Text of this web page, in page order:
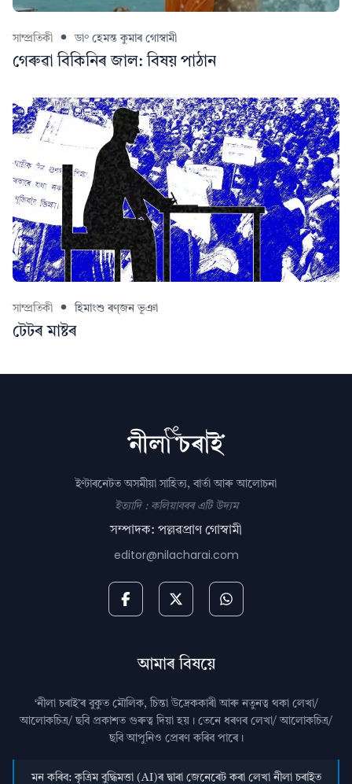
সাম্প্ৰতিকী ডা° হেমন্ত কুমাৰ গোস্বামী
গেৰুৱা বিকিনিৰ জাল: বিষয় পাঠান
সাম্প্ৰতিকী হিমাংশু ৰণ্‌জন ভূঞা
টেটৰ মাষ্টৰ
ইণ্টাৰনেটত অসমীয়া সাহিত্য, বাৰ্তা আৰু আলোচনা
ইত্যাদি : কলিয়াবৰৰ এটি উদ্যম
সম্পাদক: পল্লৱপ্ৰাণ গোস্বামী
editor@nilacharai.com
আমাৰ বিষয়ে
‘নীলা চৰাই’ৰ বুকুত মৌলিক, চিন্তা উদ্রেককাৰী আৰু নতুনত্ব থকা লেখা/
আলোকচিত্ৰ/ ছবি প্রকাশত গুৰুত্ব দিয়া হয়। তেনে ধৰণৰ লেখা/ আলোকচিত্ৰ/
ছবি আপুনিও প্রেৰণ কৰিব পাৰে।
মন কৰিব: কৃত্ৰিম বুদ্ধিমত্তা (AI)ৰ দ্বাৰা জেনেৰেট কৰা লেখা নীলা চৰাইত